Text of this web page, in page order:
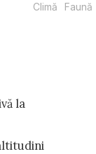
Climă Faună
la